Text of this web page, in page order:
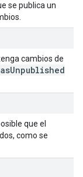
se publica un
cambios de
Unpublished
que el
como se